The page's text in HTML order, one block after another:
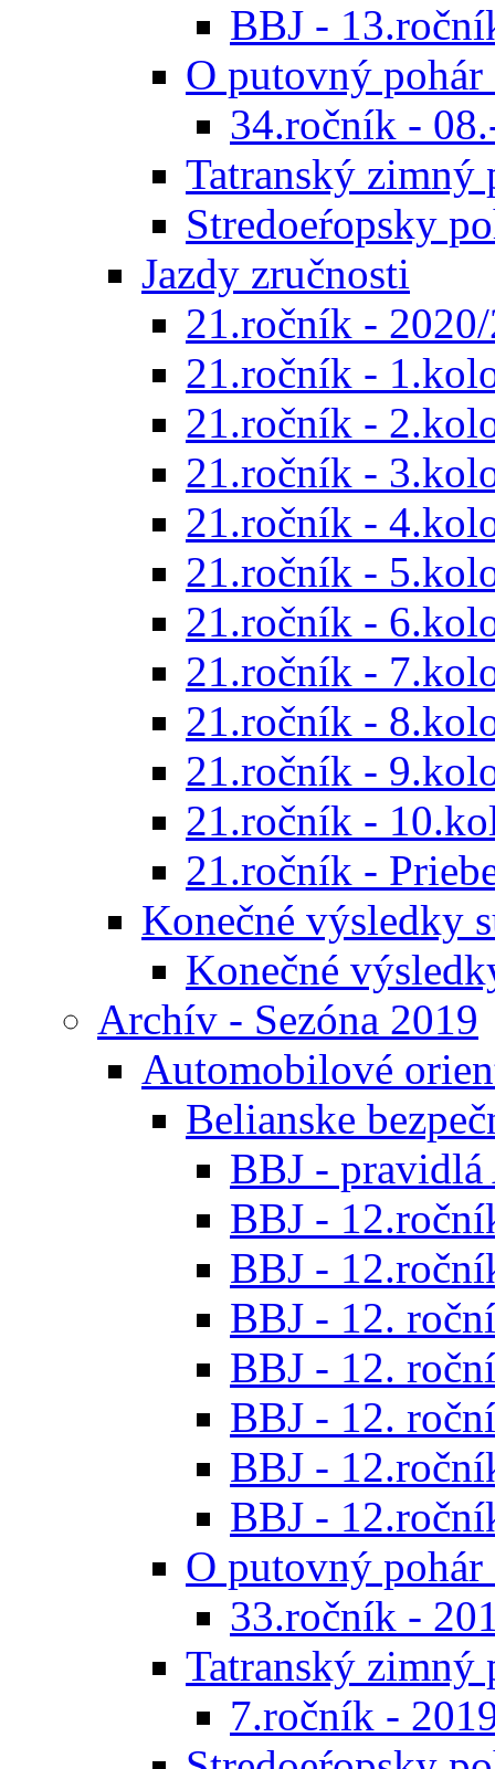
BBJ -
O putovný
34.ročník -
Tatranský zimný
Stredoeŕopsky
Jazdy zručnosti
21.ročník -
21.ročník -
21.ročník -
21.ročník -
21.ročník -
21.ročník -
21.ročník -
21.ročník -
21.ročník -
21.ročník -
21.ročník -
21.ročník -
Konečné výsledky
Konečné
Archív - Sezóna 2019
Automobilové
Belianske
BBJ - pravidlá
BBJ -
BBJ -
BBJ - 12.
BBJ - 12.
BBJ - 12.
BBJ -
BBJ -
O putovný
33.ročník -
Tatranský zimný
7.ročník -